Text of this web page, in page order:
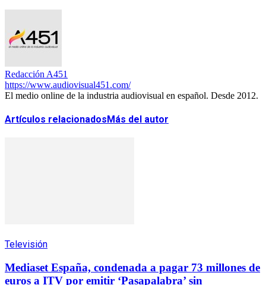
Redacción A451
https://www.audiovisual451.com/
El medio online de la industria audiovisual en español. Desde 2012.
Artículos relacionadosMás del autor
Televisión
Mediaset España, condenada a pagar 73 millones de
euros a ITV por emitir ‘Pasapalabra’ sin